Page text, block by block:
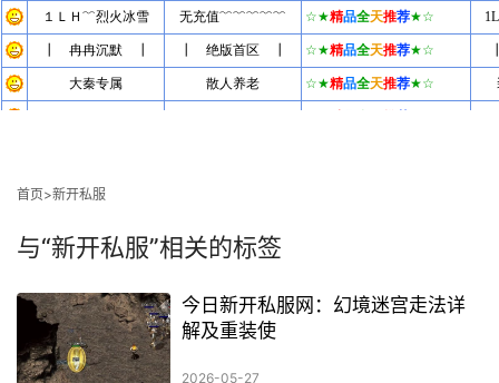
首页>新开私服
与“新开私服”相关的标签
今日新开私服网：幻境迷宫走法详
解及重装使
2026-05-27